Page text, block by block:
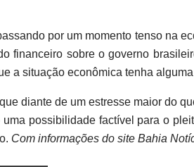
por um momento tenso na
financeiro sobre o governo
a situação econômica tenha
diante de um estresse maior do
possibilidade factível para o
Com informações do site Bahia